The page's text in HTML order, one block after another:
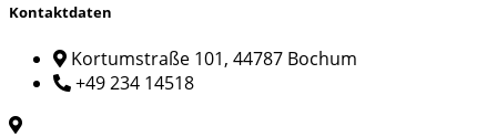
Kontaktdaten
Kortumstraße 101, 44787 Bochum
+49 234 14518